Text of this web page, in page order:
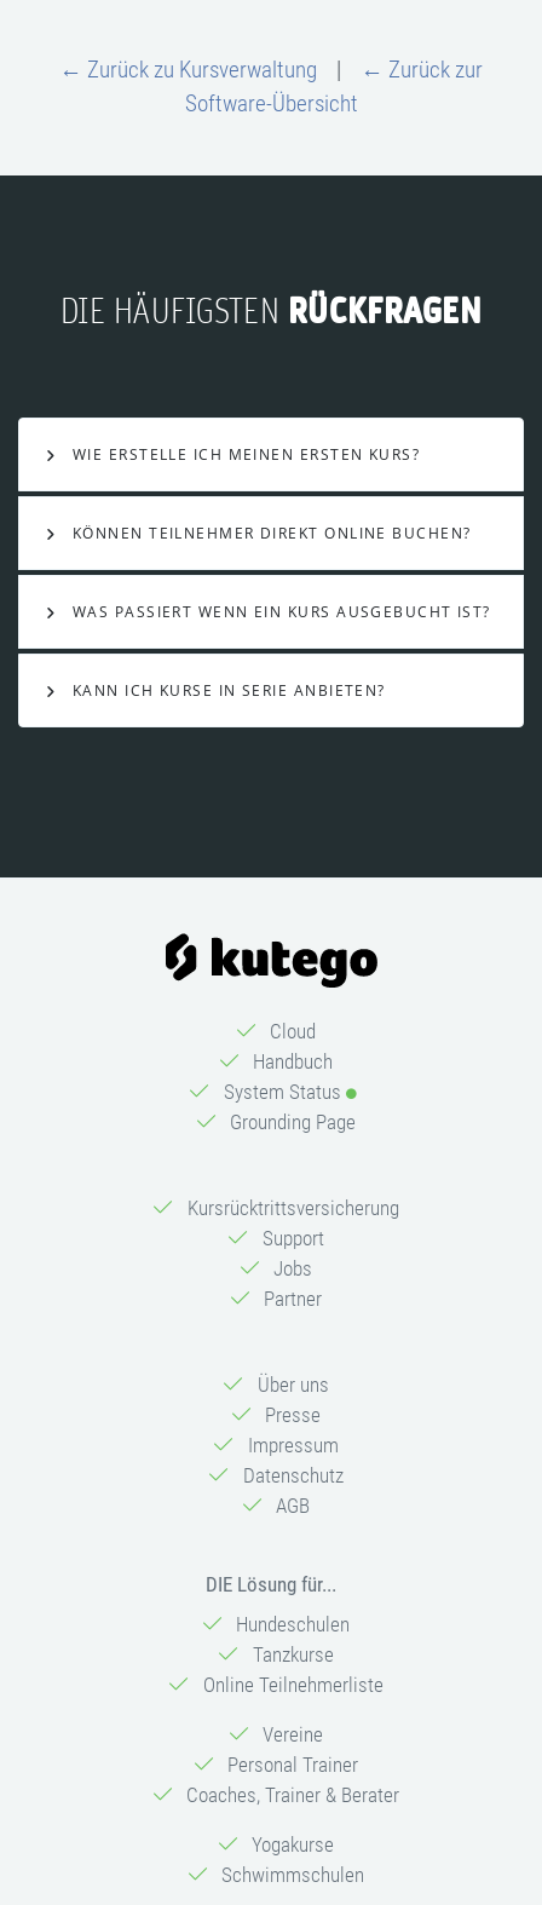
← Zurück zu Kursverwaltung |
← Zurück zur
Software-Übersicht
DIE HÄUFIGSTEN RÜCKFRAGEN
WIE ERSTELLE ICH MEINEN ERSTEN KURS?
KÖNNEN TEILNEHMER DIREKT ONLINE BUCHEN?
WAS PASSIERT WENN EIN KURS AUSGEBUCHT IST?
KANN ICH KURSE IN SERIE ANBIETEN?
Cloud
Handbuch
System Status
Grounding Page
Kursrücktrittsversicherung
Support
Jobs
Partner
Über uns
Presse
Impressum
Datenschutz
AGB
DIE Lösung für...
Hundeschulen
Tanzkurse
Online Teilnehmerliste
Vereine
Personal Trainer
Coaches, Trainer & Berater
Yogakurse
Schwimmschulen